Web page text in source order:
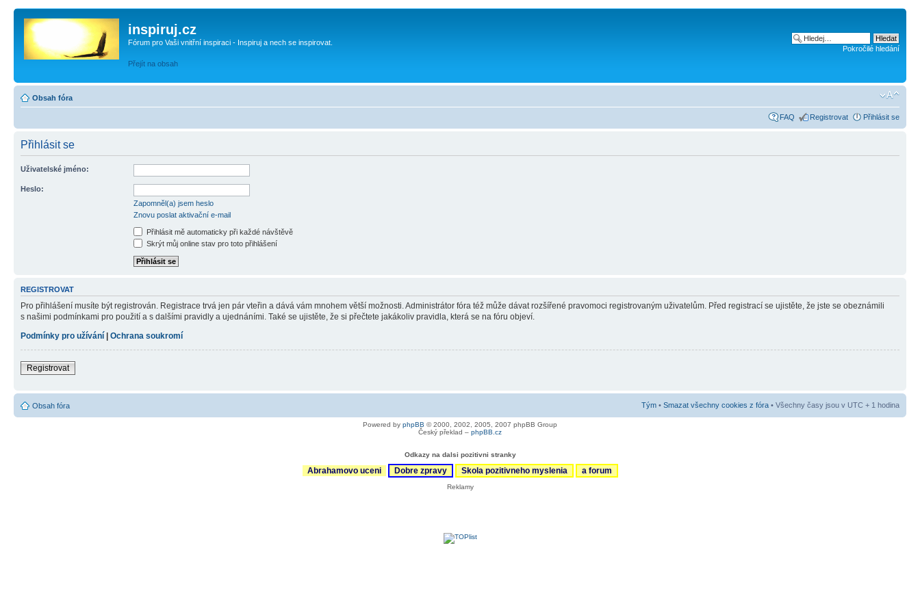
inspiruj.cz
Fórum pro Vaši vnitřní inspiraci - Inspiruj a nech se inspirovat.
Přejít na obsah
Pokročilé hledání
Obsah fóra
FAQ Registrovat Přihlásit se
Přihlásit se
Uživatelské jméno:
Heslo:
Zapomněl(a) jsem heslo
Znovu poslat aktivační e-mail
Přihlásit mě automaticky při každé návštěvě
Skrýt můj online stav pro toto přihlášení
REGISTROVAT
Pro přihlášení musíte být registrován. Registrace trvá jen pár vteřin a dává vám mnohem větší možnosti. Administrátor fóra též může dávat rozšířené pravomoci registrovaným uživatelům. Před registrací se ujistěte, že jste se obeznámili
s našimi podmínkami pro použití a s dalšími pravidly a ujednáními. Také se ujistěte, že si přečtete jakákoliv pravidla, která se na fóru objeví.
Podmínky pro užívání | Ochrana soukromí
Registrovat
Obsah fóra Tým • Smazat všechny cookies z fóra • Všechny časy jsou v UTC + 1 hodina
Powered by phpBB © 2000, 2002, 2005, 2007 phpBB Group
Český překlad – phpBB.cz
Odkazy na dalsi pozitivni stranky
Abrahamovo uceni Dobre zpravy Skola pozitivneho myslenia a forum
Reklamy